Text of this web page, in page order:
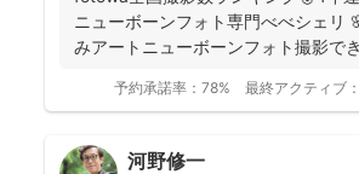
ニューボーンフォト専門べべシェリ
みアートニューボーンフォト撮影で
予約承諾率： 78% 最終アクティブ：
河野修一